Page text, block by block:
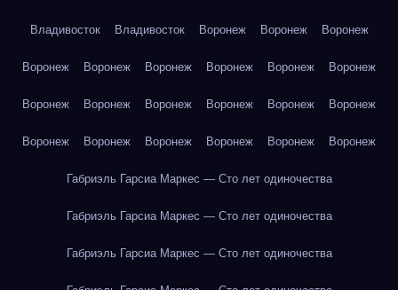
Владивосток Владивосток Воронеж Воронеж Воронеж
Воронеж Воронеж Воронеж Воронеж Воронеж Воронеж
Воронеж Воронеж Воронеж Воронеж Воронеж Воронеж
Воронеж Воронеж Воронеж Воронеж Воронеж Воронеж
Габриэль Гарсиа Маркес — Сто лет одиночества
Габриэль Гарсиа Маркес — Сто лет одиночества
Габриэль Гарсиа Маркес — Сто лет одиночества